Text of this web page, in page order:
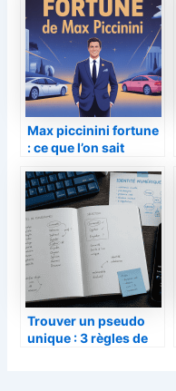
Max piccinini fortune
: ce que l’on sait
richesse
Trouver un pseudo
unique : 3 règles de